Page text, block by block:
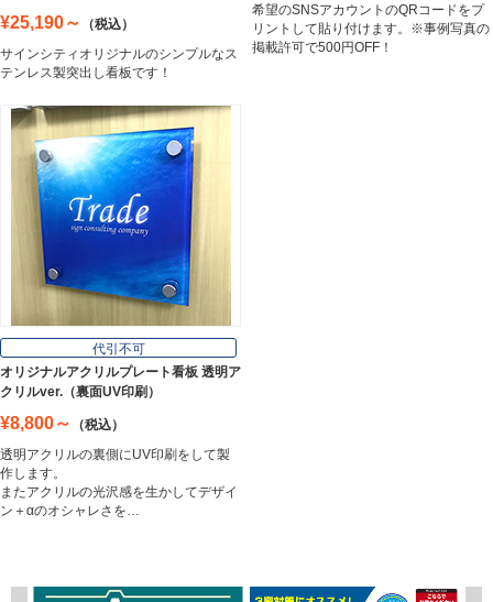
¥25,190～
（税込）
サインシティオリジナルのシンプルなス
テンレス製突出し看板です！
希望のSNSアカウントのQRコードをプ
リントして貼り付けます。※事例写真の
掲載許可で500円OFF！
代引不可
オリジナルアクリルプレート看板 透明ア
クリルver.（裏面UV印刷）
¥8,800～
（税込）
透明アクリルの裏側にUV印刷をして製
作します。
またアクリルの光沢感を生かしてデザイ
ン＋αのオシャレさを…